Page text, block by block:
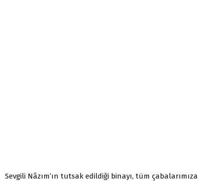
Sevgili Nâzım’ın tutsak edildiği binayı, tüm çabalarımıza